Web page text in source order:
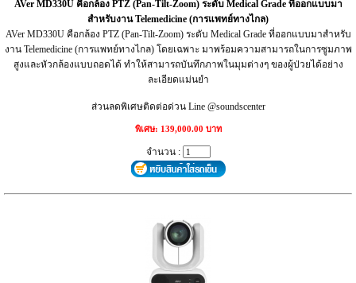
AVer MD330U คือกล้อง PTZ (Pan-Tilt-Zoom) ระดับ Medical Grade ที่ออกแบบมา
สำหรับงาน Telemedicine (การแพทย์ทางไกล)
AVer MD330U คือกล้อง PTZ (Pan-Tilt-Zoom) ระดับ Medical Grade ที่ออกแบบมาสำหรับ
งาน Telemedicine (การแพทย์ทางไกล) โดยเฉพาะ มาพร้อมความสามารถในการซูมภาพ
สูงและหัวกล้องแบบถอดได้ ทำให้สามารถบันทึกภาพในมุมต่างๆ ของผู้ป่วยได้อย่าง
ละเอียดแม่นยำ
ส่วนลดพิเศษติดต่อด่วน Line @soundscenter
พิเศษ: 139,000.00 บาท
จำนวน :